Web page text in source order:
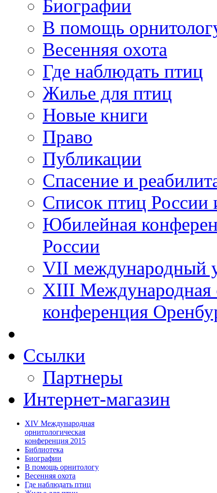
Биографии
В помощь
Весенняя охота
Где наблюдать птиц
Жилье для птиц
Новые книги
Право
Публикации
Спасение и
Список птиц России
Юбилейная
России
VII международный
XIII Международная
конференция
Ссылки
Партнеры
Интернет-магазин
XIV Международная
орнитологическая
конференция 2015
Библиотека
Биографии
В помощь орнитологу
Весенняя охота
Где наблюдать птиц